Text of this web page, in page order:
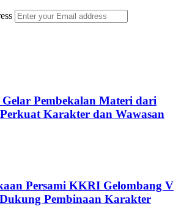
Pembekalan Materi dari
Karakter dan Wawasan
Persami KKRI Gelombang V
Pembinaan Karakter